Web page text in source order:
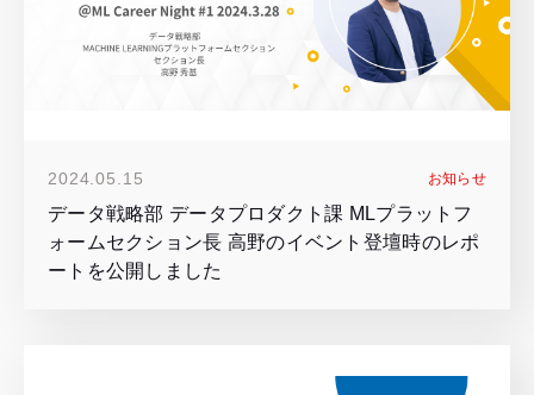
2024.05.15 お知らせ
データ戦略部 データプロダクト課 MLプラットフ
ォームセクション長 高野のイベント登壇時のレポ
ートを公開しました